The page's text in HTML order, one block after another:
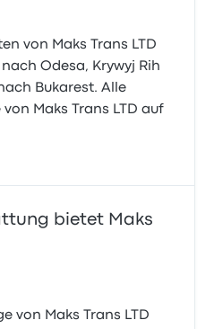
von Maks Trans LTD
Odesa, Krywyj Rih
Bukarest. Alle
Maks Trans LTD auf
bietet Maks
von Maks Trans LTD